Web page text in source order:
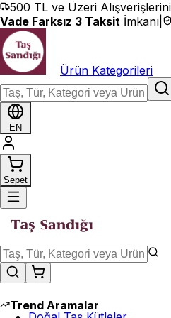
İçeriğe geç
500 TL ve Üzeri
Vade Farksız 3 Taksit İmkanı
Ürün Kategorileri
EN
Sepet
Trend Aramalar